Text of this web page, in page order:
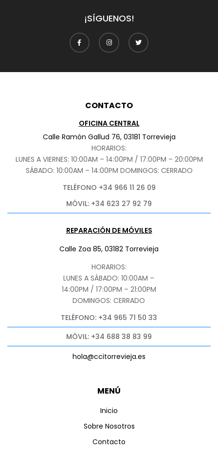
¡SÍGUENOS!
MENÚ
Inicio
Sobre Nosotros
Contacto
CONTACTO
OFICINA CENTRAL
Calle Ramón Gallud 76, 03181 Torrevieja
HORARIOS:
LUNES A VIERNES: 10:00AM – 14:00PM / 17:00PM – 20:00PM
SÁBADO: 10:00AM – 14:00PM DOMINGOS: CERRADO
TELÉFONO +34 966 11 26 09
MÓVIL: +34 623 27 92 79
REPARACIÓN DE MÓVILES
Calle Zoa 85, 03182 Torrevieja
HORARIOS:
LUNES A SÁBADO: 10:00AM –
14:00PM / 17:00PM – 21:00PM
DOMINGOS: CERRADO
TELÉFONO: +34 965 71 50 33
MÓVIL: +34 688 38 83 99
hola@ccitorrevieja.es